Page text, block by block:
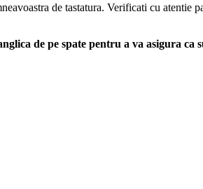
de tastatura. Verificati cu atentie
de pe spate pentru a va asigura ca